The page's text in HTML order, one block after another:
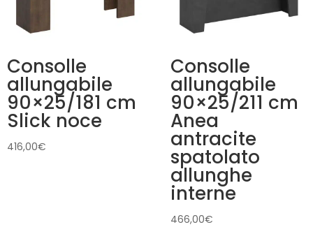
Consolle
allungabile
90×25/181 cm
Slick noce
416,00€
Consolle
allungabile
90×25/211 cm
Anea
antracite
spatolato
allunghe
interne
466,00€